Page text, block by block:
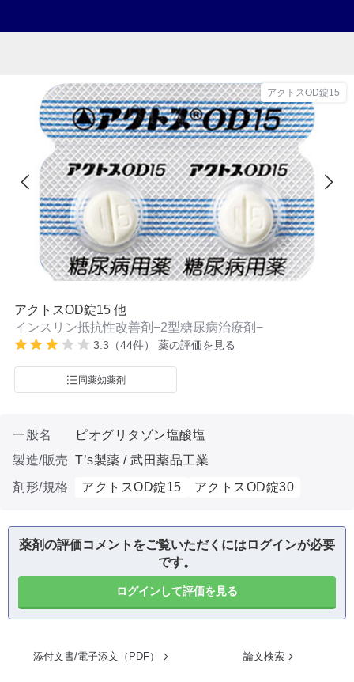
アクトスOD錠15
アクトスOD錠15 他
インスリン抵抗性改善剤−2型糖尿病治療剤−
3.3（44件） 薬の評価を見る
同薬効薬剤
一般名
ピオグリタゾン塩酸塩
製造/販売 T’s製薬 / 武田薬品工業
剤形/規格
アクトスOD錠15 アクトスOD錠30
薬剤の評価コメントをご覧いただくにはログインが必要
です。
ログインして評価を見る
添付文書/電子添文（PDF） 論文検索